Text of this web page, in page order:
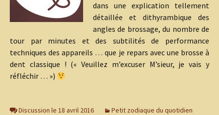
dans une explication tellement
détaillée et dithyrambique des
angles de brossage, du nombre de
tour par minutes et des subtilités de performance
techniques des appareils … que je repars avec une brosse à
dent classique ! (« Veuillez m’excuser M’sieur, je vais y
réfléchir … »)
Discussion le 18 avril 2016
Petit zodiaque du quotidien